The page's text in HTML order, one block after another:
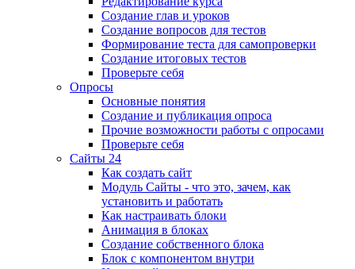
Создание глав и уроков
Создание вопросов для тестов
Формирование теста для самопроверки
Создание итоговых тестов
Проверьте себя
Опросы
Основные понятия
Создание и публикация опроса
Прочие возможности работы с опросами
Проверьте себя
Сайты 24
Как создать сайт
Модуль Сайты - что это, зачем, как
установить и работать
Как настраивать блоки
Анимация в блоках
Создание собственного блока
Блок с компонентом внутри